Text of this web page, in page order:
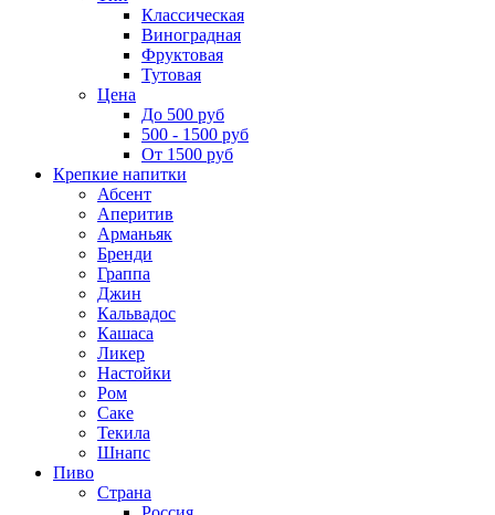
Классическая
Виноградная
Фруктовая
Тутовая
Цена
До 500 руб
500 - 1500 руб
От 1500 руб
Крепкие напитки
Абсент
Аперитив
Арманьяк
Бренди
Граппа
Джин
Кальвадос
Кашаса
Ликер
Настойки
Ром
Саке
Текила
Шнапс
Пиво
Страна